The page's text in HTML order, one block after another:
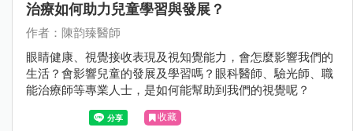
治療如何助力兒童學習與發展？
作者：陳韵臻醫師
眼睛健康、視覺接收表現及視知覺能力，會怎麼影響我們的
生活？會影響兒童的發展及學習嗎？眼科醫師、驗光師、職
能治療師等專業人士，是如何能幫助到我們的視覺呢？
收藏